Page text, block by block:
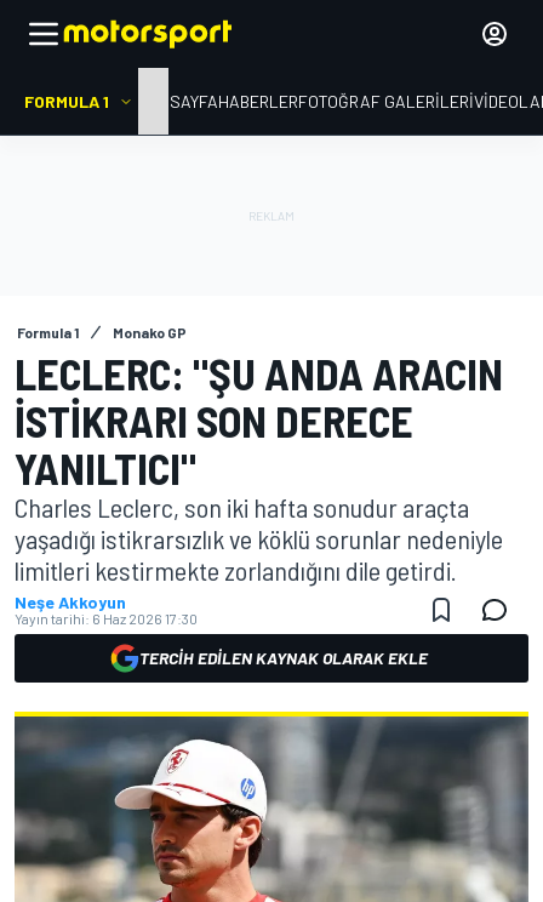
FORMULA 1 ANA SAYFAHABERLERFOTOĞRAF GALERILERI
Formula 1 Monako GP
LECLERC: "ŞU ANDA ARACIN
ISTIKRARI SON DERECE
YANILTICI"
Charles Leclerc, son iki hafta sonudur araçta
yaşadığı istikrarsızlık ve köklü sorunlar nedeniyle
limitleri kestirmekte zorlandığını dile getirdi.
Neşe Akkoyun
Yayın tarihi: 6 Haz 2026 17:30
TERCIH EDILEN KAYNAK OLARAK EKLE